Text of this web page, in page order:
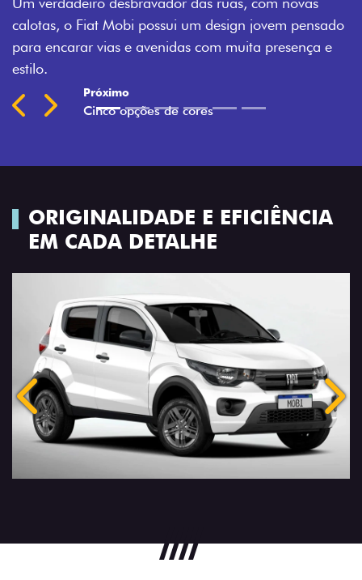
um design jovem pensado
com muita presença e
Montecarlo, Branco
Silverstone.
PreviousNext
ORIGINALIDADE E EFICIÊNCIA
EM CADA DETALHE
Anterior